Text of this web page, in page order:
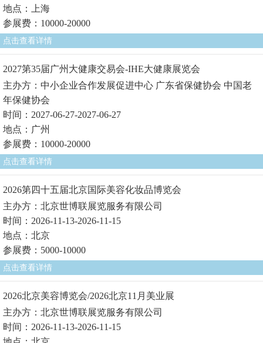
地点：上海
参展费：10000-20000
点击查看详情
2027第35届广州大健康交易会-IHE大健康展览会
主办方：中小企业合作发展促进中心 广东省保健协会 中国老
年保健协会
时间：2027-06-27-2027-06-27
地点：广州
参展费：10000-20000
点击查看详情
2026第四十五届北京国际美容化妆品博览会
主办方：北京世博联展览服务有限公司
时间：2026-11-13-2026-11-15
地点：北京
参展费：5000-10000
点击查看详情
2026北京美容博览会/2026北京11月美业展
主办方：北京世博联展览服务有限公司
时间：2026-11-13-2026-11-15